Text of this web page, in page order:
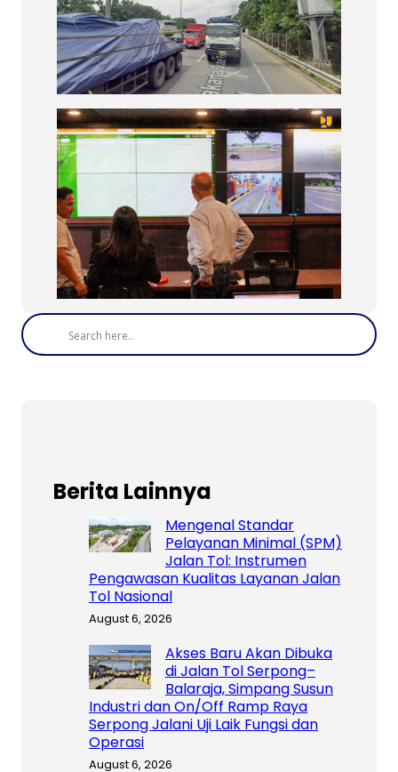
Berita Lainnya
Mengenal Standar
Pelayanan Minimal (SPM)
Jalan Tol: Instrumen
Pengawasan Kualitas Layanan Jalan
Tol Nasional
August 6, 2026
Akses Baru Akan Dibuka
di Jalan Tol Serpong–
Balaraja, Simpang Susun
Industri dan On/Off Ramp Raya
Serpong Jalani Uji Laik Fungsi dan
Operasi
August 6, 2026